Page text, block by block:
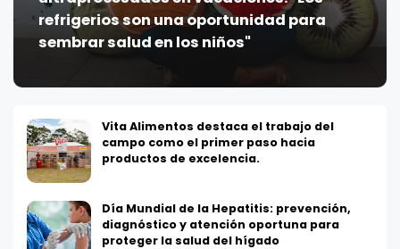
refrigerios son una oportunidad para
sembrar salud en los niños"
Vita Alimentos destaca el trabajo del
campo como el primer paso hacia
productos de excelencia.
Día Mundial de la Hepatitis: prevención,
diagnóstico y atención oportuna para
proteger la salud del hígado